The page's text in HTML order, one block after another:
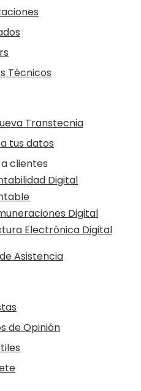
Técnicos
Transtecnia
tus datos
clientes
Digital
Digital
Electrónica Digital
Asistencia
de Opinión